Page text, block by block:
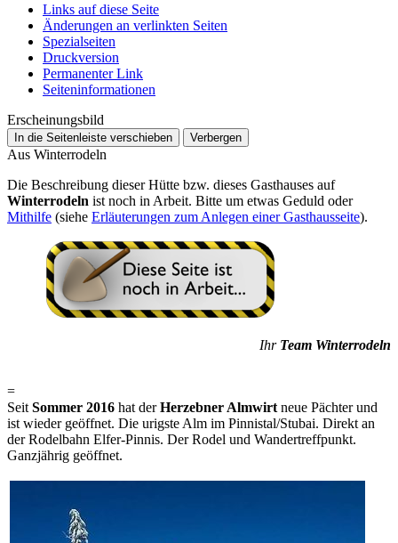
Links auf diese Seite
Änderungen an verlinkten Seiten
Spezialseiten
Druckversion
Permanenter Link
Seiten­­informationen
Erscheinungsbild
In die Seitenleiste verschieben Verbergen
Aus Winterrodeln
Die Beschreibung dieser Hütte bzw. dieses Gasthauses auf
Winterrodeln ist noch in Arbeit. Bitte um etwas Geduld oder
Mithilfe (siehe Erläuterungen zum Anlegen einer Gasthausseite).
Ihr Team Winterrodeln
=
Seit Sommer 2016 hat derHerzebner Almwirt neue Pächter und
ist wieder geöffnet. Die urigste Alm im Pinnistal/Stubai. Direkt an
der Rodelbahn Elfer-Pinnis. Der Rodel und Wandertreffpunkt.
Ganzjährig geöffnet.